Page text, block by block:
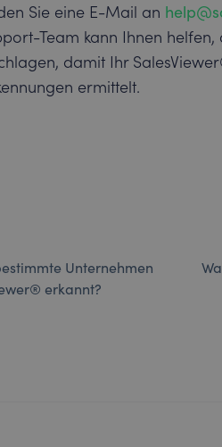
Sie eine E-Mail an
Team kann Ihnen
damit Ihr
ermittelt.
Unternehmen
erkannt?